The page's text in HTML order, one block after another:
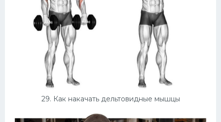
29. Как накачать дельтовидные мышцы